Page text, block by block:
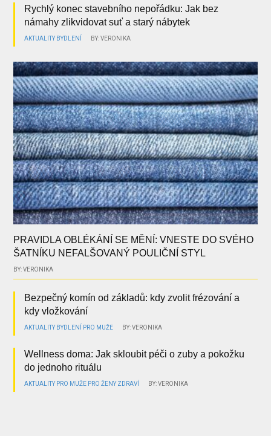
Rychlý konec stavebního nepořádku: Jak bez
námahy zlikvidovat suť a starý nábytek
AKTUALITY BYDLENÍ BY: VERONIKA
PRAVIDLA OBLÉKÁNÍ SE MĚNÍ: VNESTE DO SVÉHO
ŠATNÍKU NEFALŠOVANÝ POULIČNÍ STYL
BY: VERONIKA
Bezpečný komín od základů: kdy zvolit frézování a
kdy vložkování
AKTUALITY BYDLENÍ PRO MUŽE BY: VERONIKA
Wellness doma: Jak skloubit péči o zuby a pokožku
do jednoho rituálu
AKTUALITY PRO MUŽE PRO ŽENY ZDRAVÍ BY: VERONIKA